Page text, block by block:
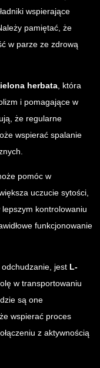
wspierające
pamiętać, że
w parze ze zdrową
herbata , która
i pomagające w
że regularne
wspierać spalanie
pomóc w
uczucie sytości,
kontrolowaniu
funkcjonowanie
jest L-
w transportowaniu
są one
wspierać proces
z aktywnością